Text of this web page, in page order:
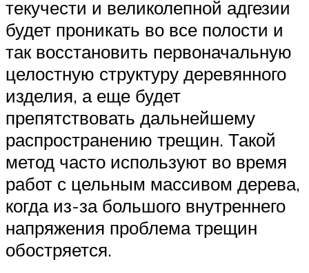
текучести и великолепной адгезии
будет проникать во все полости и
так восстановить первоначальную
целостную структуру деревянного
изделия, а еще будет
препятствовать дальнейшему
распространению трещин. Такой
метод часто используют во время
работ с цельным массивом дерева,
когда из-за большого внутреннего
напряжения проблема трещин
обостряется.